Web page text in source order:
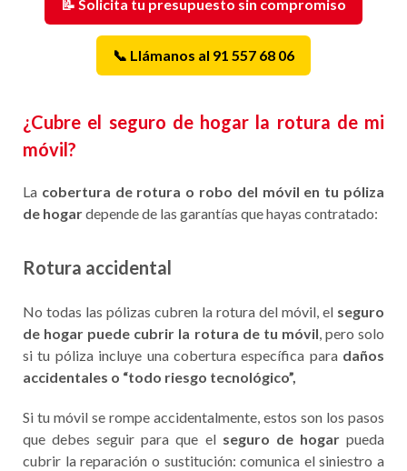
📝 Solicita tu presupuesto sin compromiso
📞 Llámanos al 91 557 68 06
¿Cubre el seguro de hogar la rotura de mi
móvil?
La cobertura de rotura o robo del móvil en tu póliza
de hogardepende de las garantías que hayas contratado:
Rotura accidental
No todas las pólizas cubren la rotura del móvil, el seguro
de hogar puede cubrir la rotura de tu móvil, pero solo
si tu póliza incluye una cobertura específica paradaños
accidentales o “todo riesgo tecnológico”,
Si tu móvil se rompe accidentalmente, estos son los pasos
que debes seguir para que el seguro de hogarpueda
cubrir la reparación o sustitución: comunica el siniestro a